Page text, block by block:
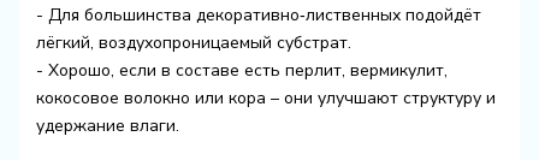
- Для большинства декоративно‑лиственных подойдёт
лёгкий, воздухопроницаемый субстрат.
- Хорошо, если в составе есть перлит, вермикулит,
кокосовое волокно или кора – они улучшают структуру и
удержание влаги.